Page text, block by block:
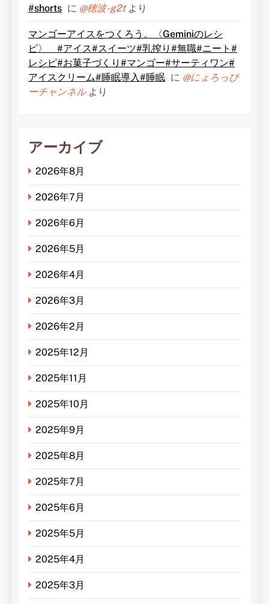
#shorts に @穂波-g2tより
マンゴーアイスをつくろう。〈Geminiのレシ
ピ〉 #アイス#スイーツ#乳搾り#無職#ニート#
レシピ#お菓子づくり#マンゴー#サーティワン#
アイスクリーム#睡眠導入#睡眠 に @にょろっぴ
ーチャンネルより
アーカイブ
2026年8月
2026年7月
2026年6月
2026年5月
2026年4月
2026年3月
2026年2月
2025年12月
2025年11月
2025年10月
2025年9月
2025年8月
2025年7月
2025年6月
2025年5月
2025年4月
2025年3月